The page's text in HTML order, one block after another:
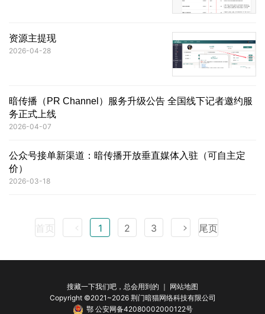
资源主提现
2026-04-28
暗传播（PR Channel）服务升级公告 全国线下记者邀约服
务正式上线
2026-04-07
公众号接单新渠道：暗传播开放垂直媒体入驻（可自主定
价）
2026-03-18
首页 1 2 3 尾页
搜藏一下我们吧，总会用到的 ｜ 网站地图
Copyright ©2021~2026 荆门暗猫网络科技有限公司
鄂 公安网备42080002000122号